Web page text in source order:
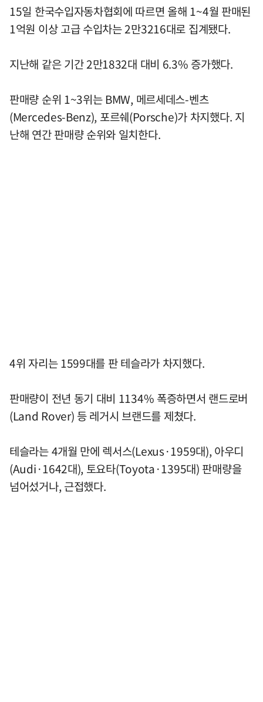
15일 한국수입자동차협회에 따르면 올해 1~4월 판매된
1억원 이상 고급 수입차는 2만3216대로 집계됐다.
지난해 같은 기간 2만1832대 대비 6.3% 증가했다.
판매량 순위 1~3위는 BMW, 메르세데스-벤츠
(Mercedes-Benz), 포르쉐(Porsche)가 차지했다. 지
난해 연간 판매량 순위와 일치한다.
4위 자리는 1599대를 판 테슬라가 차지했다.
판매량이 전년 동기 대비 1134% 폭증하면서 랜드로버
(Land Rover) 등 레거시 브랜드를 제쳤다.
테슬라는 4개월 만에 렉서스(Lexus·1959대), 아우디
(Audi·1642대), 토요타(Toyota·1395대) 판매량을
넘어섰거나, 근접했다.